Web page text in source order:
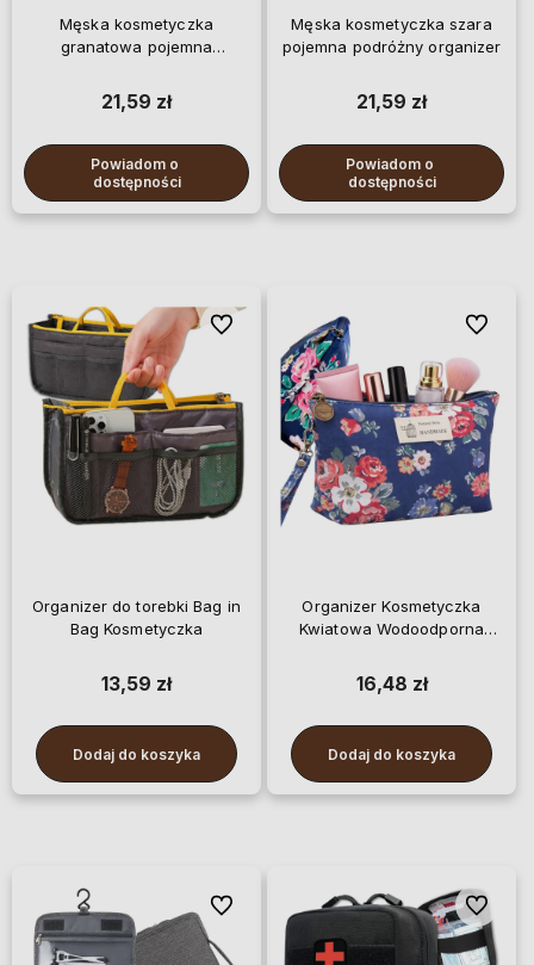
Męska kosmetyczka
granatowa pojemna
21,59 zł
Powiadom o
dostępności
Męska kosmetyczka szara
pojemna podróżny organizer
21,59 zł
Powiadom o
dostępności
Organizer do torebki Bag in
Bag Kosmetyczka
13,59 zł
Dodaj do koszyka
Do ulubionych
Organizer Kosmetyczka
Kwiatowa Wodoodporna
16,48 zł
Dodaj do koszyka
Do
Do ulubionych Do